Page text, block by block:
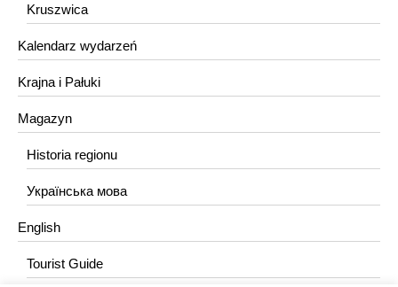
Kruszwica
Kalendarz wydarzeń
Krajna i Pałuki
Magazyn
Historia regionu
Українська мова
English
Tourist Guide